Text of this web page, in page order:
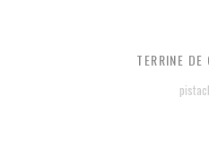
TERRINE DE